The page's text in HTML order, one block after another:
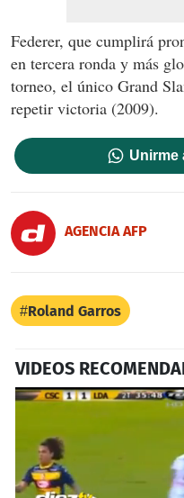
Federer, que cumplirá
en tercera ronda y más
torneo, el único Grand
repetir victoria (2009).
Unirme
AGENCIA AFP
Roland Garros
VIDEOS